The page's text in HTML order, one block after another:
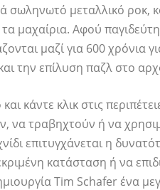
μεταλλικό ροκ,
μαχαίρια. Αφού
μαζί για 600 χρόνια
την επίλυση παζλ στο
κάντε κλικ στις
να τραβηχτούν ή να
επιτυγχάνεται η
κατάσταση ή να
Tim Schafer ένα